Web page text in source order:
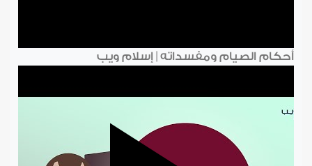
أحكام الصيام ومفسداته | إسلام ويب